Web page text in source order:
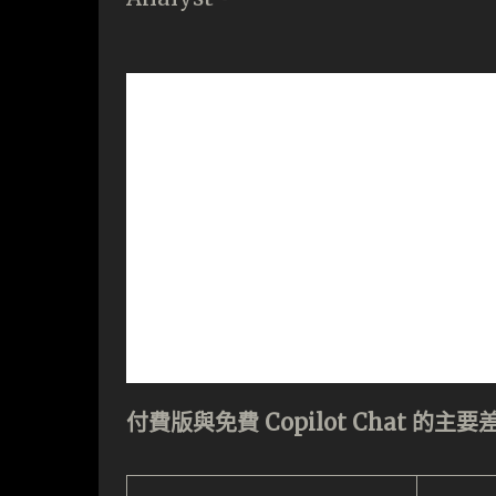
付費版與免費 Copilot Chat 的主要